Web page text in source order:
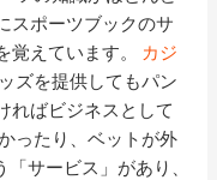
スポーツブックのサ
覚えています。 カジ
ズを提供してもパン
ればビジネスとして
ったり、ベットが外
サービス」があり、